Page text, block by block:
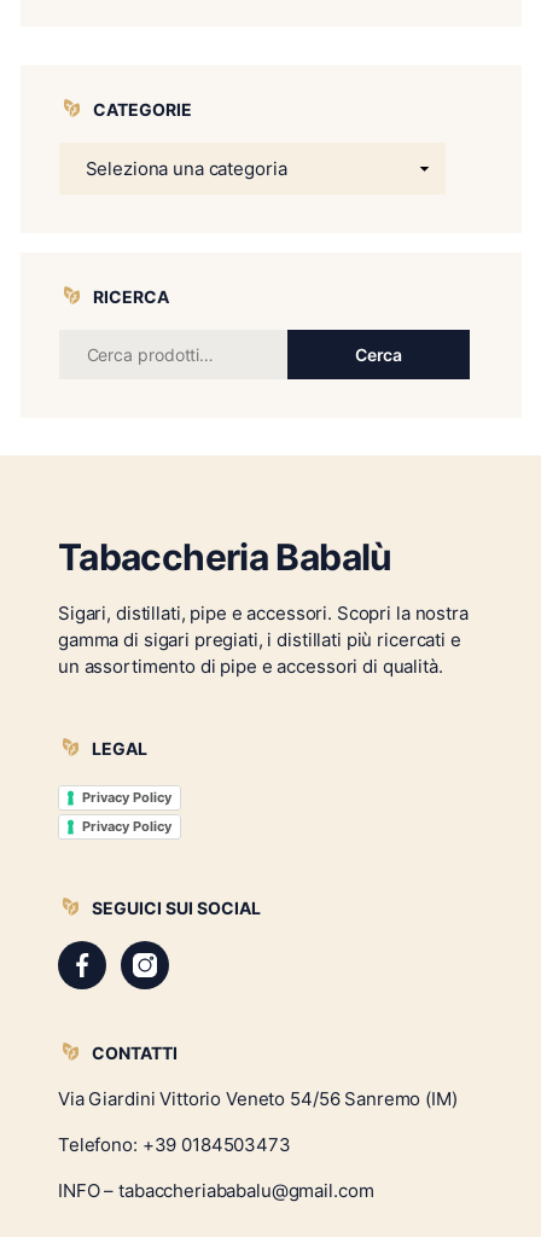
CATEGORIE
RICERCA
Cerca
Tabaccheria Babalù
Sigari, distillati, pipe e accessori. Scopri la nostra
gamma di sigari pregiati, i distillati più ricercati e
un assortimento di pipe e accessori di qualità.
LEGAL
Privacy Policy
Privacy Policy
SEGUICI SUI SOCIAL
CONTATTI
Via Giardini Vittorio Veneto 54/56 Sanremo (IM)
Telefono: +39 0184503473
INFO – tabaccheriababalu@gmail.com